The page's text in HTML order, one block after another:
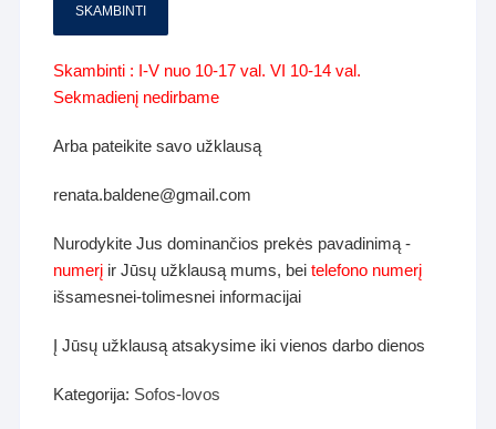
SKAMBINTI
Skambinti : I-V nuo 10-17 val. VI 10-14 val.
Sekmadienį nedirbame
Arba pateikite savo užklausą
renata.baldene@gmail.com
Nurodykite Jus dominančios prekės pavadinimą -
numerį ir Jūsų užklausą mums, beitelefono numerį
išsamesnei-tolimesnei informacijai
Į Jūsų užklausą atsakysime iki vienos darbo dienos
Kategorija: Sofos-lovos